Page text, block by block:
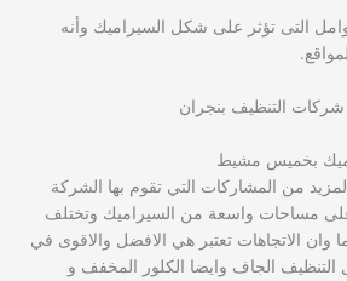
التى تؤثر على شكل السيراميك وأنه
بخميس مشيط
من المشاركات التي تقوم بها الشركة
مساحات واسعة من السيراميك وتختلف
وان الاتجاهات تعتبر هي الافضل والاقوى في
التنظيف الجاف وايضا الكلور المخفف و